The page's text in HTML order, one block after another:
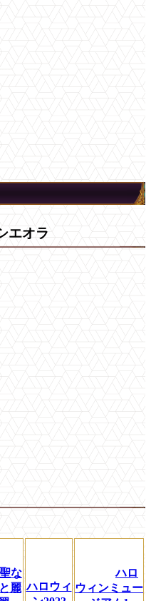
エオラ
聖な
麗 ハロウィ
ハロ
ウィンミュー